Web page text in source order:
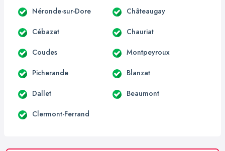
Néronde-sur-Dore Châteaugay
Cébazat Chauriat
Coudes Montpeyroux
Picherande Blanzat
Dallet Beaumont
Clermont-Ferrand